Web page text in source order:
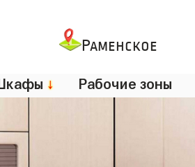
Раменское
↓ Рабочие зоны